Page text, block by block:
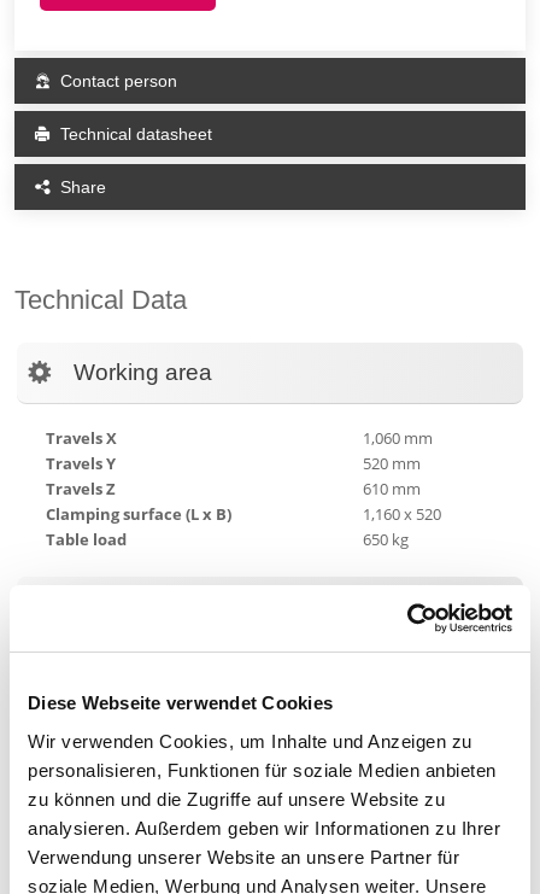
Diese Webseite verwendet Cookies
Wir verwenden Cookies, um Inhalte und Anzeigen zu
personalisieren, Funktionen für soziale Medien anbieten
zu können und die Zugriffe auf unsere Website zu
analysieren. Außerdem geben wir Informationen zu Ihrer
Verwendung unserer Website an unsere Partner für
soziale Medien, Werbung und Analysen weiter. Unsere
Contact person
Technical datasheet
Share
Technical Data
Working area
Travels X
1,060 mm
Travels Y
520 mm
Travels Z
610 mm
Clamping surface (L x B)
1,160 x 520
Table load
650 kg
Equipment
Chip conveyor
Coolant supply